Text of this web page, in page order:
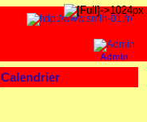
Admin
Calendrier